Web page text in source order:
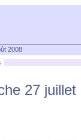
2008
27